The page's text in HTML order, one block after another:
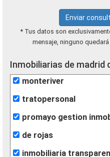
Enviar
* Tus datos son
mensaje, ninguno
Inmobiliarias de madrid
monteriver
tratopersonal
promayo gestion
de rojas
inmobiliaria